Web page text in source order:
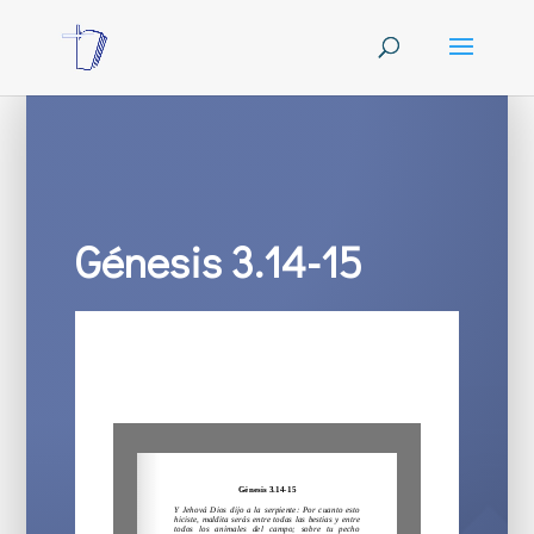
Génesis 3.14-15